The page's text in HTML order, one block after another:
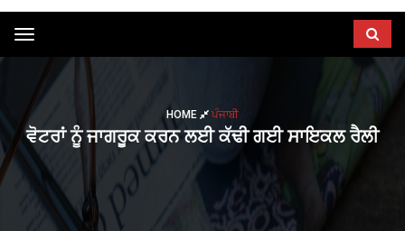
Toggle
navigation
HOME ਪੰਜਾਬੀ
ਵੋਟਰਾਂ ਨੂੰ ਜਾਗਰੂਕ ਕਰਨ ਲਈ ਕੱਢੀ ਗਈ ਸਾਇਕਲ ਰੈਲੀ